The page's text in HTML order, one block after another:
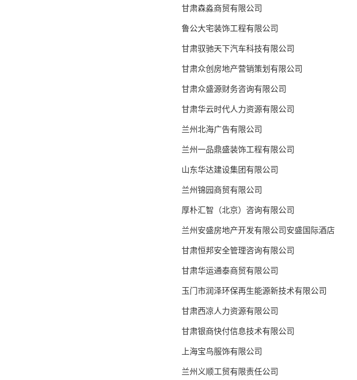
甘肃森淼商贸有限公司
鲁公大宅装饰工程有限公司
甘肃驭驰天下汽车科技有限公司
甘肃众创房地产营销策划有限公司
甘肃众盛源财务咨询有限公司
甘肃华云时代人力资源有限公司
兰州北海广告有限公司
兰州一品鼎盛装饰工程有限公司
山东华达建设集团有限公司
兰州锦园商贸有限公司
厚朴汇智（北京）咨询有限公司
兰州安盛房地产开发有限公司安盛国际酒店
甘肃恒邦安全管理咨询有限公司
甘肃华运通泰商贸有限公司
玉门市润泽环保再生能源新技术有限公司
甘肃西凉人力资源有限公司
甘肃银商快付信息技术有限公司
上海宝鸟服饰有限公司
兰州义顺工贸有限责任公司